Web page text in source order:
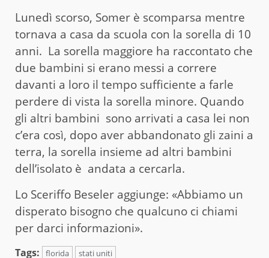
Lunedì scorso, Somer è scomparsa mentre
tornava a casa da scuola con la sorella di 10
anni. La sorella maggiore ha raccontato che
due bambini si erano messi a correre
davanti a loro il tempo sufficiente a farle
perdere di vista la sorella minore. Quando
gli altri bambini sono arrivati a casa lei non
c’era così, dopo aver abbandonato gli zaini a
terra, la sorella insieme ad altri bambini
dell’isolato è andata a cercarla.
Lo Sceriffo Beseler aggiunge: «Abbiamo un
disperato bisogno che qualcuno ci chiami
per darci informazioni».
Tags: florida stati uniti